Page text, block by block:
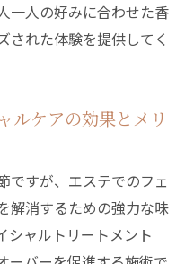
トメントで肌が生まれ
の保湿施術とは
ーをサポートする春
一人の好みに合わせた香
された体験を提供してく
ルケアの効果とメリ
ですが、エステでのフェ
解消するための強力な味
シャルトリートメント